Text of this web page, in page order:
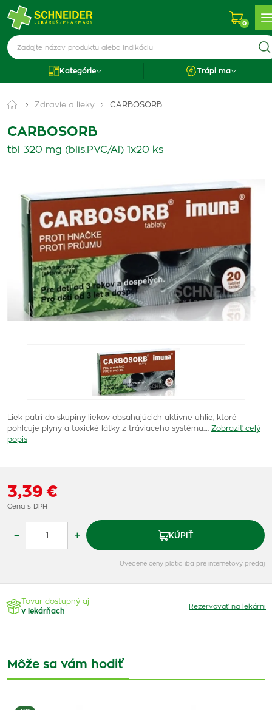
0
Kategórie Trápi ma
Zdravie a lieky CARBOSORB
CARBOSORB
tbl 320 mg (blis.PVC/Al) 1x20 ks
Liek patrí do skupiny liekov obsahujúcich aktívne uhlie, ktoré
pohlcuje plyny a toxické látky z tráviaceho systému.…
Zobraziť celý
popis
3,39 €
Cena s DPH
– + KÚPIŤ
Uvedené ceny platia iba pre internetový predaj
Tovar dostupný aj
v lekárňach
Rezervovať na lekárni
Môže sa vám hodiť